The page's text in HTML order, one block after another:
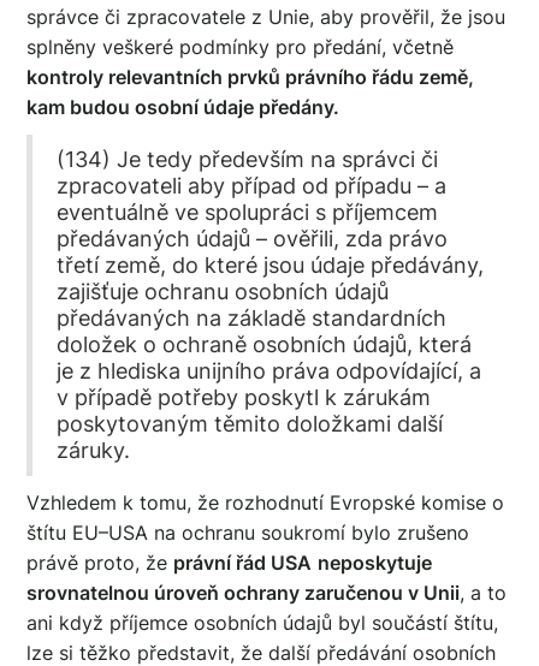
správce či zpracovatele z Unie, aby prověřil, že jsou
splněny veškeré podmínky pro předání, včetně
kontroly relevantních prvků právního řádu země,
kam budou osobní údaje předány.
(134) Je tedy především na správci či
zpracovateli aby případ od případu – a
eventuálně ve spolupráci s příjemcem
předávaných údajů – ověřili, zda právo
třetí země, do které jsou údaje předávány,
zajišťuje ochranu osobních údajů
předávaných na základě standardních
doložek o ochraně osobních údajů, která
je z hlediska unijního práva odpovídající, a
v případě potřeby poskytl k zárukám
poskytovaným těmito doložkami další
záruky.
Vzhledem k tomu, že rozhodnutí Evropské komise o
štítu EU–USA na ochranu soukromí bylo zrušeno
právě proto, že právní řád USA neposkytuje
srovnatelnou úroveň ochrany zaručenou v Unii, a to
ani když příjemce osobních údajů byl součástí štítu,
lze si těžko představit, že další předávání osobních